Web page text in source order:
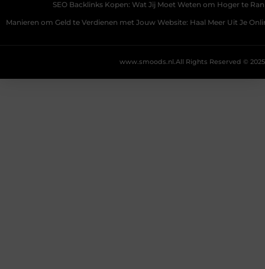
SEO Backlinks Kopen: Wat Jij Moet Weten om Hoger te
Manieren om Geld te Verdienen met Jouw Website: Haal Meer Uit Je
All Rights Reserved © 2025
www.smoods.nl.